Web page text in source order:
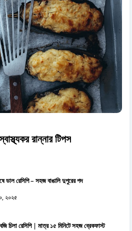
রান্নার টিপস
ডাল রেসিপি – সহজ বাঙালি দুপুরের পদ
২০২৫
চিলা রেসিপি | মাত্র ১৫ মিনিটে সহজ ব্রেকফাস্ট